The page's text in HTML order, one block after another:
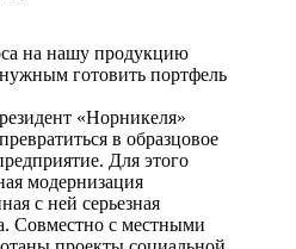
на нашу продукцию
готовить портфель
«Норникеля»
в образцовое
Для этого
модернизация
с ней серьезная
Совместно с местными